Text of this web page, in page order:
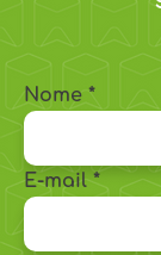
Nome
E-mail